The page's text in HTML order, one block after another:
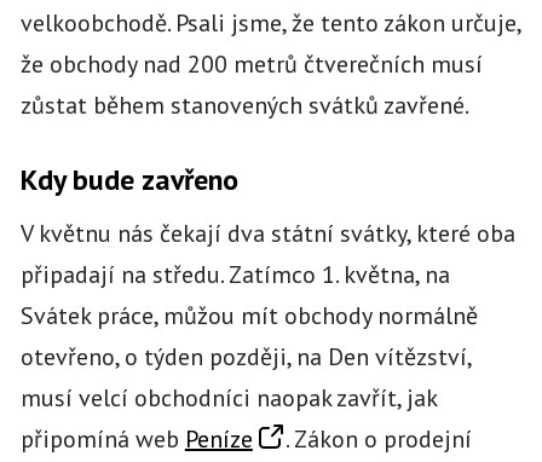
velkoobchodě. Psali jsme, že tento zákon určuje,
že obchody nad 200 metrů čtverečních musí
zůstat během stanovených svátků zavřené.
Kdy bude zavřeno
V květnu nás čekají dva státní svátky, které oba
připadají na středu. Zatímco 1. května, na
Svátek práce, můžou mít obchody normálně
otevřeno, o týden později, na Den vítězství,
musí velcí obchodníci naopak zavřít, jak
připomíná web Peníze
. Zákon o prodejní